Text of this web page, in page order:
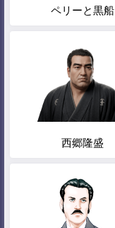
ペリーと黒船
西郷隆盛